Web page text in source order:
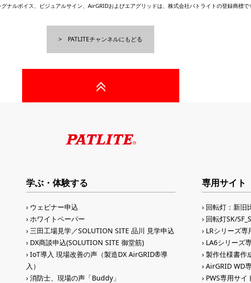
ナルボイス、ビジュアルサイン、AirGRIDおよびエアグリッドは、株式会社パトライトの登録商標で
PATLITEチャンネルにもどる
学ぶ・体験する
ウェビナー申込
ホワイトペーパー
三田工場見学／SOLUTION SITE 品川 見学申込
DX商談申込(SOLUTION SITE 御堂筋)
IoT導入 現場改善の声（製造DX AirGRID®導
入）
消防士、現場の声「Buddy」
専用サイト
回転灯：新旧
回転灯SK/
LRシリーズ専
LA6シリーズ
製作仕様書作
AirGRID WD
PWS専用サイ